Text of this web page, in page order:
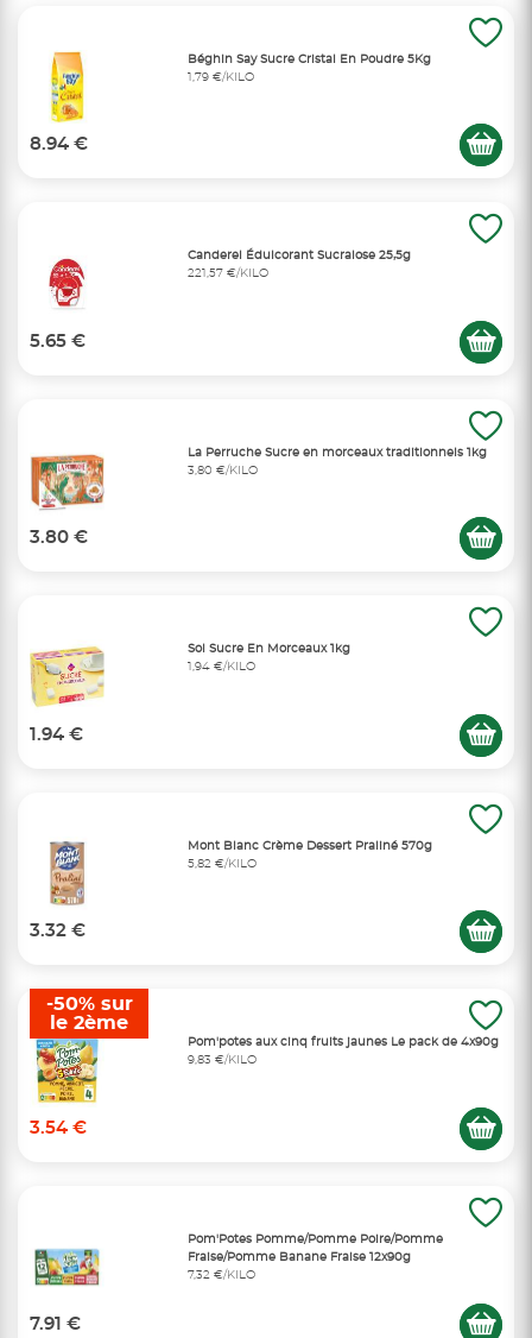
Béghin Say Sucre Cristal En Poudre 5Kg
1,79 €/KILO
8.94 €
Canderel Édulcorant Sucralose 25,5g
221,57 €/KILO
5.65 €
La Perruche Sucre en morceaux traditionnels 1kg
3,80 €/KILO
3.80 €
Sol Sucre En Morceaux 1kg
1,94 €/KILO
1.94 €
Mont Blanc Crème Dessert Praliné 570g
5,82 €/KILO
3.32 €
Pom'potes aux cinq fruits jaunes Le pack de 4x90g
9,83 €/KILO
3.54 €
-50% sur
le 2ème
Pom'Potes Pomme/Pomme Poire/Pomme
Fraise/Pomme Banane Fraise 12x90g
7,32 €/KILO
7.91 €